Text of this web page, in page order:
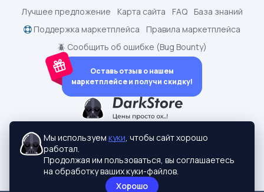
2015-2026 © dark.shopping
Актуальные адреса:
Лучшее предложение
Карта сайта FAQ
База знаний
Поддержка маркетплейса
Правила маркетплейса
🪲 Сообщить об ошибке (Bug Bounty)
Оставь отзыв о нашем
маркетплейсе и получи скидку!
Мы используем куки, чтобы сайт хорошо
работал.
Продолжая им пользоваться, вы соглашаетесь
на обработку ваших куки-файлов.
Хорошо